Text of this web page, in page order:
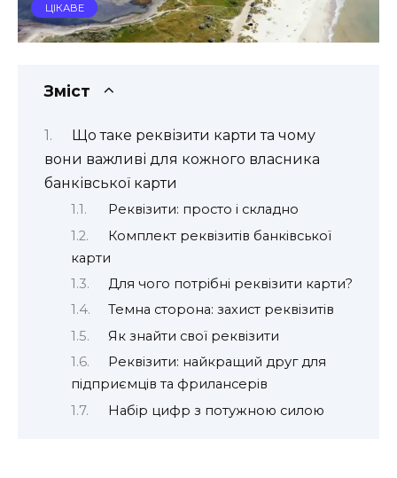
ЦІКАВЕ
Зміст
Що таке реквізити карти та чому
вони важливі для кожного власника
банківської карти
Реквізити: просто і складно
Комплект реквізитів банківської
карти
Для чого потрібні реквізити карти?
Темна сторона: захист реквізитів
Як знайти свої реквізити
Реквізити: найкращий друг для
підприємців та фрилансерів
Набір цифр з потужною силою